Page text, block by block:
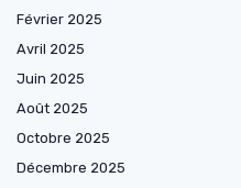
Février 2025
Avril 2025
Juin 2025
Août 2025
Octobre 2025
Décembre 2025